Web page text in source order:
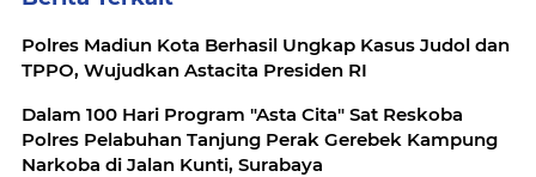
Polres Madiun Kota Berhasil Ungkap Kasus Judol dan
TPPO, Wujudkan Astacita Presiden RI
Dalam 100 Hari Program "Asta Cita" Sat Reskoba
Polres Pelabuhan Tanjung Perak Gerebek Kampung
Narkoba di Jalan Kunti, Surabaya